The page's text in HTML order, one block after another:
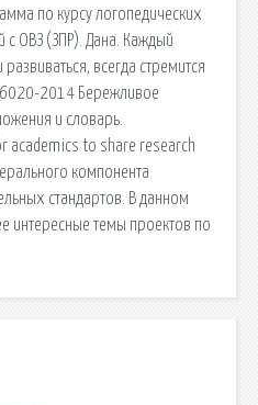
по курсу логопедических
с ОВЗ (ЗПР). Дана. Каждый
всегда стремится
2014 Бережливое
и словарь.
academics to share research
компонента
стандартов. В данном
интересные темы проектов по